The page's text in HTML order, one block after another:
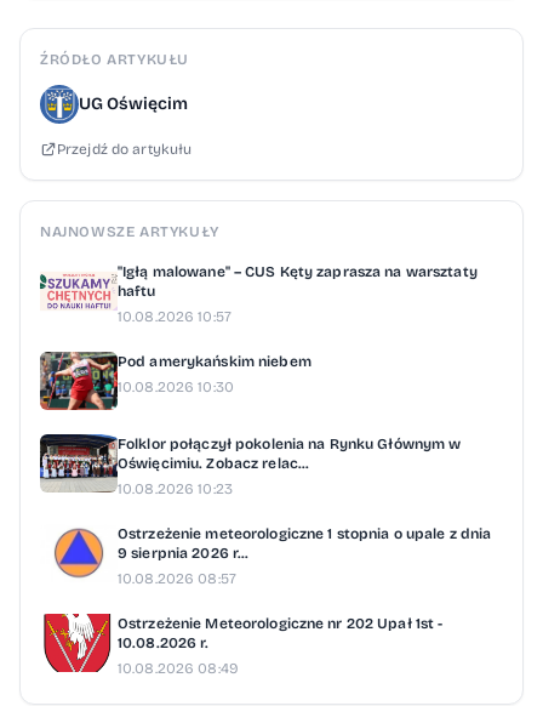
ŹRÓDŁO ARTYKUŁU
UG Oświęcim
Przejdź do artykułu
NAJNOWSZE ARTYKUŁY
"Igłą malowane" – CUS Kęty zaprasza na warsztaty
haftu
10.08.2026 10:57
Pod amerykańskim niebem
10.08.2026 10:30
Folklor połączył pokolenia na Rynku Głównym w
Oświęcimiu. Zobacz relac...
10.08.2026 10:23
Ostrzeżenie meteorologiczne 1 stopnia o upale z dnia
9 sierpnia 2026 r...
10.08.2026 08:57
Ostrzeżenie Meteorologiczne nr 202 Upał 1st -
10.08.2026 r.
10.08.2026 08:49